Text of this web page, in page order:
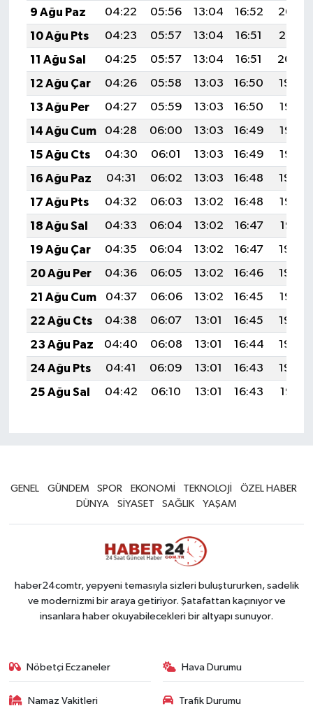
9 Ağu Paz
04:22 05:56 13:04 16:52
20:02
10 Ağu Pts
04:23 05:57 13:04 16:51
20:01
11 Ağu Sal
04:25 05:57 13:04 16:51
20:00
12 Ağu Çar
04:26 05:58 13:03 16:50
19:59
13 Ağu Per
04:27 05:59 13:03 16:50
19:57
14 Ağu Cum
04:28 06:00 13:03 16:49
19:56
15 Ağu Cts
04:30 06:01 13:03 16:49
19:55
16 Ağu Paz
04:31 06:02 13:03 16:48
19:54
17 Ağu Pts
04:32 06:03 13:02 16:48
19:52
18 Ağu Sal
04:33 06:04 13:02 16:47
19:51
19 Ağu Çar
04:35 06:04 13:02 16:47
19:50
20 Ağu Per
04:36 06:05 13:02 16:46
19:48
21 Ağu Cum
04:37 06:06 13:02 16:45
19:47
22 Ağu Cts
04:38 06:07 13:01 16:45
19:46
23 Ağu Paz
04:40 06:08 13:01 16:44
19:44
24 Ağu Pts
04:41 06:09 13:01 16:43
19:43
25 Ağu Sal
04:42 06:10 13:01 16:43 19:41
GENEL GÜNDEM SPOR EKONOMİ TEKNOLOJİ
ÖZEL HABER
DÜNYA
SİYASET SAĞLIK YAŞAM
haber24comtr, yepyeni temasıyla sizleri buluştururken, sadelik
ve modernizmi bir araya getiriyor. Şatafattan kaçınıyor ve
insanlara haber okuyabilecekleri bir altyapı sunuyor.
Nöbetçi Eczaneler Hava Durumu
Namaz Vakitleri Trafik Durumu